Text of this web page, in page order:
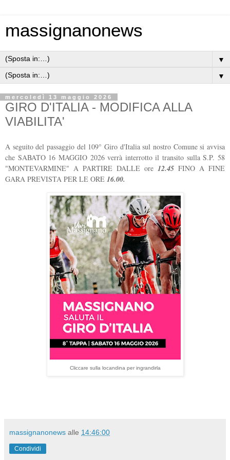
massignanonews
▼
▼
mercoledì 13 maggio 2026
GIRO D'ITALIA - MODIFICA ALLA
VIABILITA'
A seguito del passaggio del 109° Giro d'Italia sul nostro Comune si avvisa
che SABATO 16 MAGGIO 2026 verrà interrotto il transito sulla S.P. 58
"MONTEVARMINE" A PARTIRE DALLE ore 12.45 FINO A FINE
GARA PREVISTA PER LE ORE 16.00.
Cliccare sulla locandina per ingrandirla
massignanonews alle 14:46:00
Condividi